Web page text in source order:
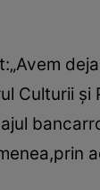
Culturii şi